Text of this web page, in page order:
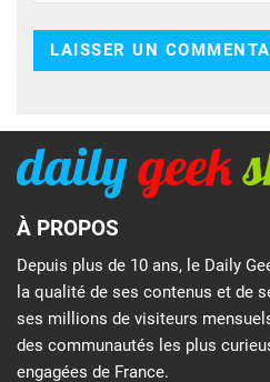
À PROPOS
Depuis plus de 10 ans, le Daily
la qualité de ses contenus et de
ses millions de visiteurs
des communautés les plus
engagées de France.